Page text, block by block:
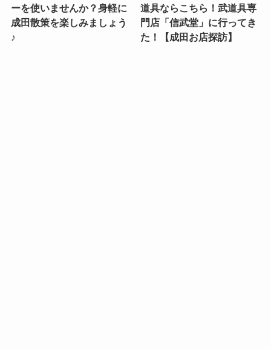
ーを使いませんか？身軽に
成田散策を楽しみましょう
♪
道具ならこちら！武道具専
門店「信武堂」に行ってき
た！【成田お店探訪】